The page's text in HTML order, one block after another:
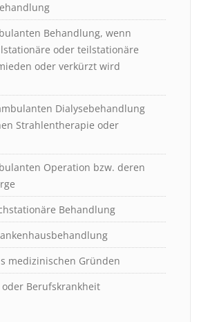
Behandlung, wenn
oder teilstationäre
oder verkürzt wird
Dialysebehandlung
Strahlentherapie oder
Operation bzw. deren
Behandlung
medizinischen Gründen
Berufskrankheit